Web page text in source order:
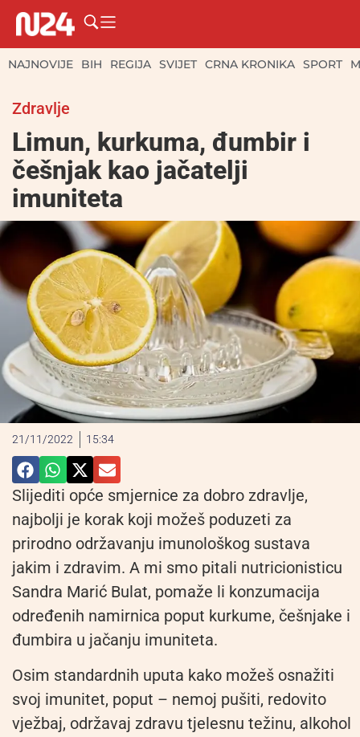
NAJNOVIJE BIH REGIJA SVIJET CRNA KRONIKA SPORT
Zdravlje
Limun, kurkuma, đumbir i
češnjak kao jačatelji
imuniteta
21/11/2022 15:34
Slijediti opće smjernice za dobro zdravlje,
najbolji je korak koji možeš poduzeti za
prirodno održavanju imunološkog sustava
jakim i zdravim. A mi smo pitali nutricionisticu
Sandra Marić Bulat, pomaže li konzumacija
određenih namirnica poput kurkume, češnjake i
đumbira u jačanju imuniteta.
Osim standardnih uputa kako možeš osnažiti
svoj imunitet, poput – nemoj pušiti, redovito
vježbaj, održavaj zdravu tjelesnu težinu, alkohol